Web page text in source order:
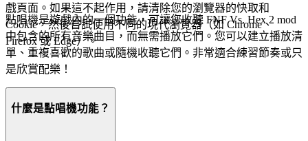
戲頁面。如果這不起作用，請清除您的瀏覽器的快取和
Cookie，然後嘗試使用不同的現代瀏覽器（如 Chrome、
Firefox 或 Edge）。
點唱機是遊戲內的一個功能，可讓您收聽 FNF Vs. Hex 2 mod
中包含的所有音樂曲目，而無需播放它們。您可以建立播放清
單、重複喜歡的歌曲或隨機收聽它們。非常適合練習節奏或只
是欣賞配樂！
什麼是點唱機功能？